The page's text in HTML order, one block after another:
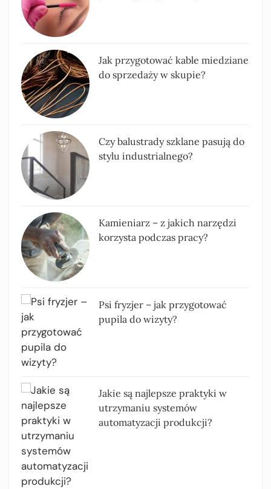
Jak przygotować kable miedziane
do sprzedaży w skupie?
Czy balustrady szklane pasują do
stylu industrialnego?
Kamieniarz – z jakich narzędzi
korzysta podczas pracy?
Psi fryzjer – jak przygotować
pupila do wizyty?
Jakie są najlepsze praktyki w
utrzymaniu systemów
automatyzacji produkcji?